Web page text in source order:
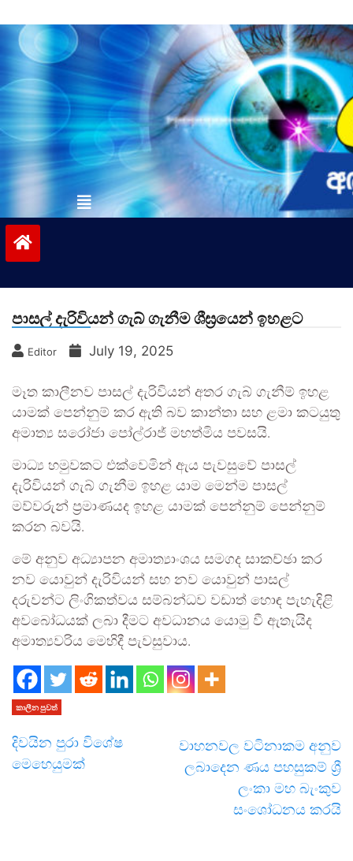
to
contentvinivida.lk
පාසල් දැරිවියන් ගැබ් ගැනීම ශීඝ්‍රයෙන් ඉහළට
Editor July 19, 2025
මෑත කාලීනව පාසල් දැරිවියන් අතර ගැබ් ගැනීම් ඉහළ
යාමක් පෙන්නුම් කර ඇති බව කාන්තා සහ ළමා කටයුතු
අමාත්‍ය සරෝජා පෝල්රාජ් මහත්මිය පවසයි.
මාධ්‍ය හමුවකට එක්වෙමින් ඇය පැවසුවේ පාසල්
දැරිවියන් ගැබ් ගැනීම ඉහළ යාම මෙන්ම පාසල්
මව්වරුන් ප්‍රමාණයද ඉහළ යාමක් පෙන්නුම් පෙන්නුම්
කරන බවයි.
මේ අනුව අධ්‍යාපන අමාත්‍යාංශය සමගද සාකච්ඡා කර
නව යොවුන් දැරිවියන් සහ නව යොවුන් පාසල්
දරුවන්ට ලිංගිකත්වය සම්බන්ධව වඩාත් හොඳ පැහැදිළි
අවබෝධයක් ලබා දීමට අවධානය යොමු වී ඇතැයිද
අමාත්‍යවරිය මෙහිදී පැවසුවාය.
කාලීන පුවත්
දිවයින පුරා විශේෂ
මෙහෙයුමක්
වාහනවල වටිනාකම අනුව
ලබාදෙන ණය පහසුකම් ශ්‍රී
ලංකා මහ බැංකුව
සංශෝධනය කරයි